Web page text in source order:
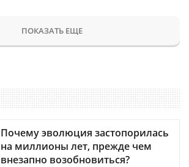
ПОКАЗАТЬ ЕЩЕ
Почему эволюция застопорилась
на миллионы лет, прежде чем
внезапно возобновиться?